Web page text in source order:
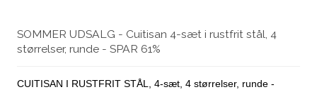
SOMMER UDSALG - Cuitisan 4-sæt i rustfrit stål, 4
størrelser, runde - SPAR 61%
CUITISAN I RUSTFRIT STÅL, 4-sæt, 4 størrelser, runde -